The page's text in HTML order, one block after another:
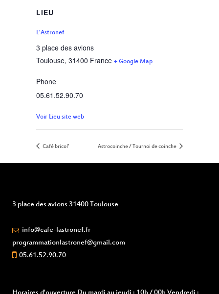
LIEU
L’Astronef
3 place des avions
Toulouse, 31400 France + Google Map
Phone
05.61.52.90.70
Voir Lieu site web
Café bricol’ Astrocoinche / Tournoi de coinche
3 place des avions 31400 Toulouse
info@cafe-lastronef.fr
programmationlastronef@gmail.com
05.61.52.90.70